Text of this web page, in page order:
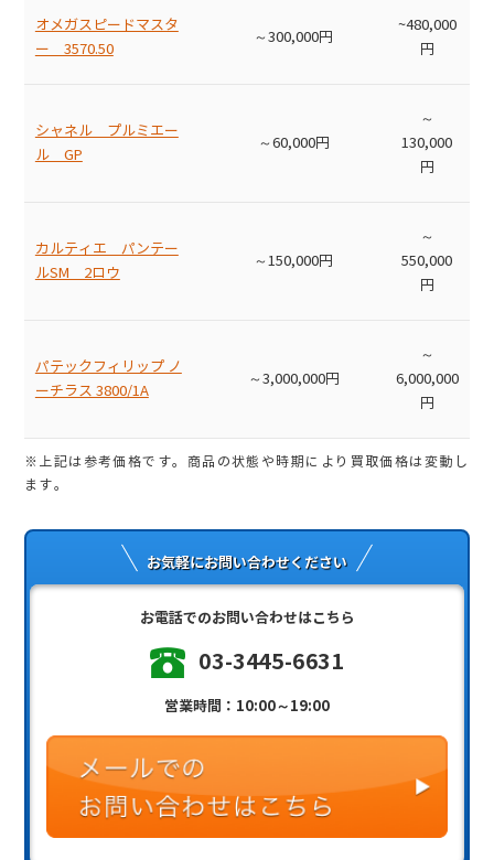
オメガスピードマスタ
ー 3570.50
～300,000円
~480,000
円
シャネル プルミエー
ル GP
～60,000円
～
130,000
円
カルティエ パンテー
ルSM 2ロウ
～150,000円
～
550,000
円
パテックフィリップ ノ
ーチラス 3800/1A
～3,000,000円
～
6,000,000
円
※上記は参考価格です。商品の状態や時期により買取価格は変動し
ます。
お気軽にお問い合わせください
お電話でのお問い合わせはこちら
03-3445-6631
営業時間：10:00～19:00